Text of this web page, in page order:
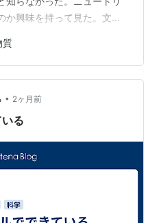
か興味を持って見た。文章
めて見た。 ※ニュートリ
子の一部、電荷ゼロ、質量
とも相互作用せず、すり抜
同等の速度。宇宙を通り
ガス雲等に吸収や散乱の
質
• 2ヶ月前
る